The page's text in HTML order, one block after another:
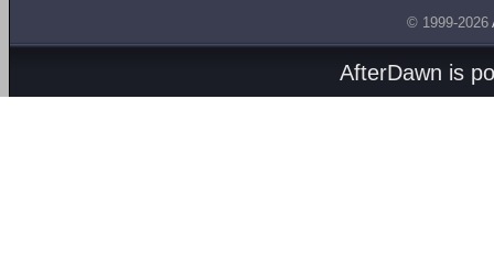
© 1999-2026
AfterDawn is